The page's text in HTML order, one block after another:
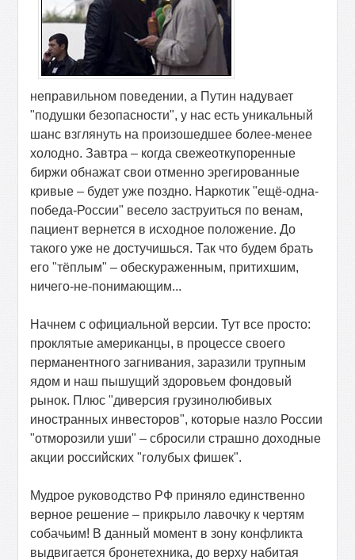
неправильном поведении, а Путин надувает
"подушки безопасности", у нас есть уникальный
шанс взглянуть на произошедшее более-менее
холодно. Завтра – когда свежеоткупоренные
биржи обнажат свои отменно эрегированные
кривые – будет уже поздно. Наркотик "ещё-одна-
победа-России" весело заструиться по венам,
пациент вернется в исходное положение. До
такого уже не достучишься. Так что будем брать
его "тёплым" – обескураженным, притихшим,
ничего-не-понимающим...
Начнем с официальной версии. Тут все просто:
проклятые американцы, в процессе своего
перманентного загнивания, заразили трупным
ядом и наш пышущий здоровьем фондовый
рынок. Плюс "диверсия грузинолюбивых
иностранных инвесторов", которые назло России
"отморозили уши" – сбросили страшно доходные
акции российских "голубых фишек".
Мудрое руководство РФ приняло единственно
верное решение – прикрыло лавочку к чертям
собачьим! В данный момент в зону конфликта
выдвигается бронетехника, до верху набитая